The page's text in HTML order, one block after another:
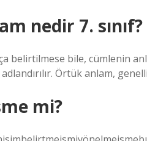
nedir 7. sınıf?
belirtilmese bile, cümlenin
Örtük anlam,
mi?